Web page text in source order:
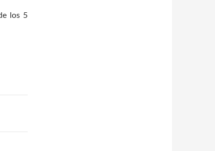
los 5